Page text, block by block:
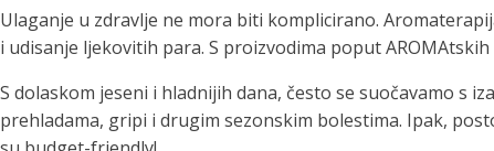
Ulaganje u zdravlje ne mora biti komplicirano.
i udisanje ljekovitih para. S proizvodima poput
S dolaskom jeseni i hladnijih dana, često se suočavamo s
prehladama, gripi i drugim sezonskim bolestima. Ipak,